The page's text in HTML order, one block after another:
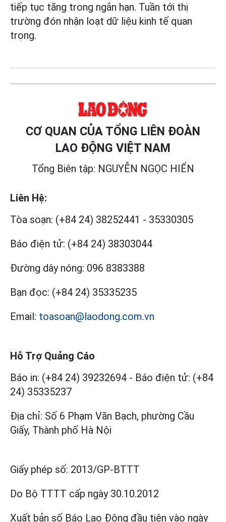
tiếp tục tăng trong ngắn hạn. Tuần tới thị
trường đón nhận loạt dữ liệu kinh tế quan
trọng.
CƠ QUAN CỦA TỔNG LIÊN ĐOÀN
LAO ĐỘNG VIỆT NAM
Tổng Biên tập: NGUYỄN NGỌC HIỂN
Liên Hệ:
Tòa soạn: (+84 24) 38252441 - 35330305
Báo điện tử: (+84 24) 38303044
Đường dây nóng: 096 8383388
Bạn đọc: (+84 24) 35335235
Email: toasoan@laodong.com.vn
Hỗ Trợ Quảng Cáo
Báo in: (+84 24) 39232694 - Báo điện tử: (+84
24) 35335237
Địa chỉ: Số 6 Phạm Văn Bạch, phường Cầu
Giấy, Thành phố Hà Nội
Giấy phép số: 2013/GP-BTTT
Do Bộ TTTT cấp ngày 30.10.2012
Xuất bản số Báo Lao Động đầu tiên vào ngày